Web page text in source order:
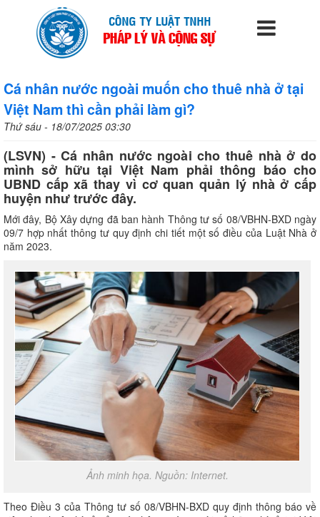
Cá nhân nước ngoài muốn cho thuê nhà ở tại
Việt Nam thì cần phải làm gì?
Thứ sáu - 18/07/2025 03:30
(LSVN) - Cá nhân nước ngoài cho thuê nhà ở do
mình sở hữu tại Việt Nam phải thông báo cho
UBND cấp xã thay vì cơ quan quản lý nhà ở cấp
huyện như trước đây.
Mới đây, Bộ Xây dựng đã ban hành Thông tư số 08/VBHN-BXD ngày
09/7 hợp nhất thông tư quy định chi tiết một số điều của Luật Nhà ở
năm 2023.
Ảnh minh họa. Nguồn: Internet.
Theo Điều 3 của Thông tư số 08/VBHN-BXD quy định thông báo về